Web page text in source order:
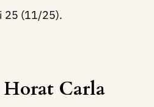
25 (11/25).
Horat Carla